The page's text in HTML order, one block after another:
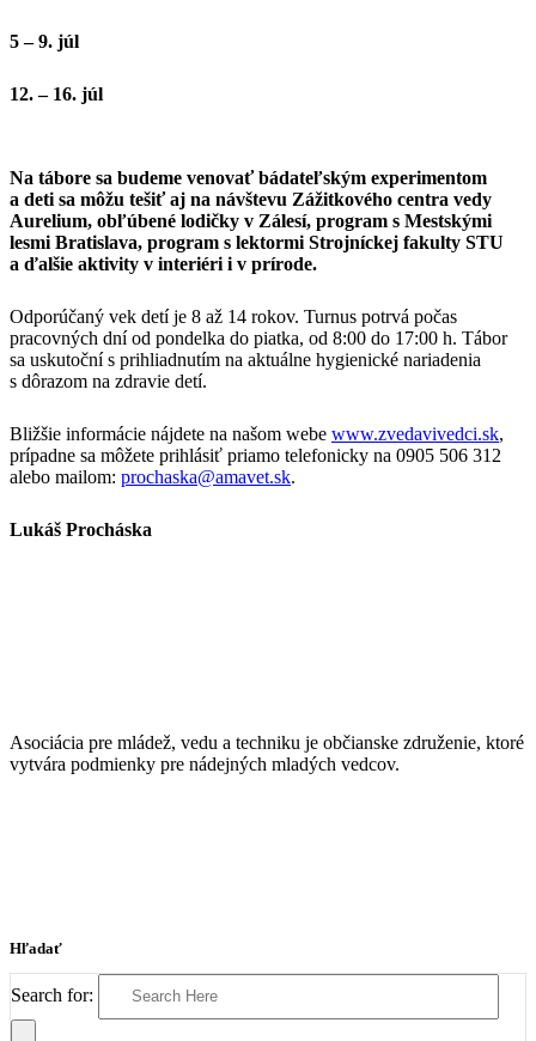
5 – 9. júl
12.– 16. júl
Na tábore sa budeme venovať bádateľským experimentom
a deti sa môžu tešiť aj na návštevu Zážitkového centra vedy
Aurelium, obľúbené lodičky v Zálesí, program s Mestskými
lesmi Bratislava, program s lektormi Strojníckej fakulty STU
a ďalšie aktivity v interiéri i v prírode.
Odporúčaný vek detí je 8 až 14 rokov. Turnus potrvá počas
pracovných dní od pondelka do piatka, od 8:00 do 17:00 h. Tábor
sa uskutoční s prihliadnutím na aktuálne hygienické nariadenia
s dôrazom na zdravie detí.
Bližšie informácie nájdete na našom webe www.zvedavivedci.sk,
prípadne sa môžete prihlásiť priamo telefonicky na 0905 506 312
alebo mailom: prochaska@amavet.sk.
Lukáš Procháska
Asociácia pre mládež, vedu a techniku je občianske združenie, ktoré
vytvára podmienky pre nádejných mladých vedcov.
Hľadať
Search for: